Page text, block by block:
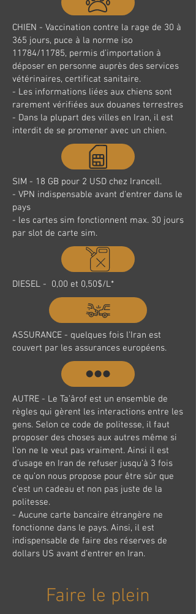
CHIEN - Vaccination contre la rage de 30 à
365 jours, puce à la norme iso
11784/11785, permis d’importation à
déposer en personne auprès des services
vétérinaires, certificat sanitaire.
- Les informations liées aux chiens sont
rarement vérifiées aux douanes terrestres
- Dans la plupart des villes en Iran, il est
interdit de se promener avec un chien.
SIM - 18 GB pour 2 USD chez Irancell.
- VPN indispensable avant d'entrer dans le
pays
- les cartes sim fonctionnent max. 30 jours
par slot de carte sim.
DIESEL - 0,00 et 0,50$/L*
ASSURANCE - quelques fois l'Iran est
couvert par les assurances européens.
AUTRE - Le Ta’ârof est un ensemble de
règles qui gèrent les interactions entre les
gens. Selon ce code de politesse, il faut
proposer des choses aux autres même si
l’on ne le veut pas vraiment. Ainsi il est
d’usage en Iran de refuser jusqu’à 3 fois
ce qu’on nous propose pour être sûr que
c’est un cadeau et non pas juste de la
politesse.
- Aucune carte bancaire étrangère ne
fonctionne dans le pays. Ainsi, il est
indispensable de faire des réserves de
dollars US avant d’entrer en Iran.
Faire le plein